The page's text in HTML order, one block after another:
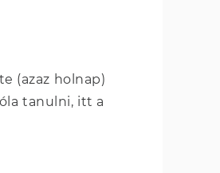
(azaz holnap)
tanulni, itt a